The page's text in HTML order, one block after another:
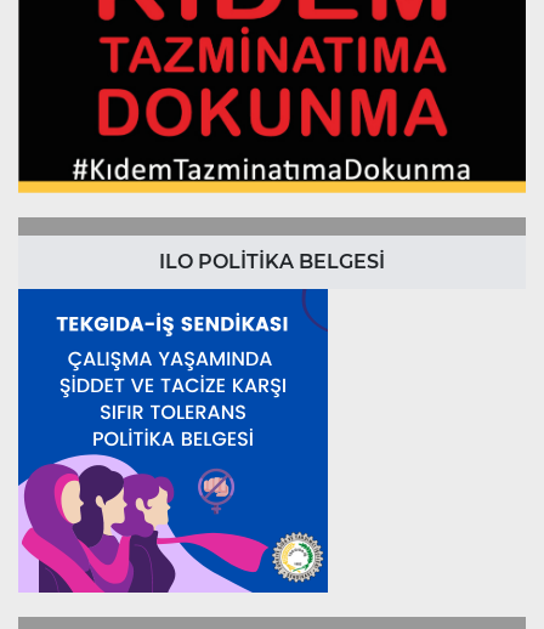
ILO POLİTİKA BELGESİ